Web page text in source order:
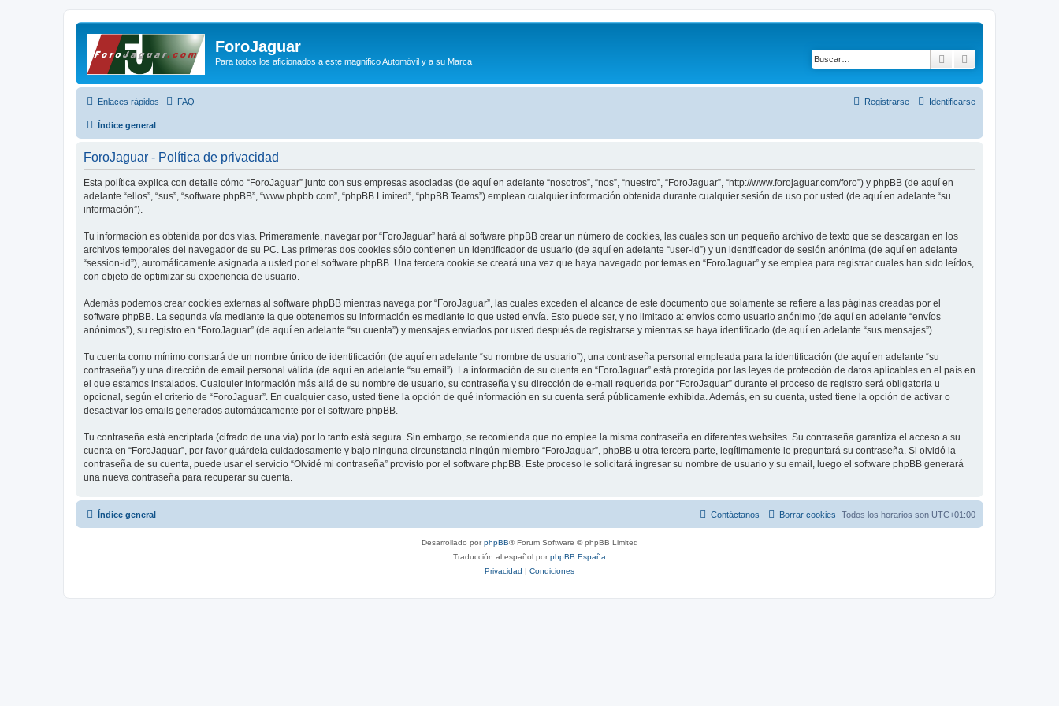
ForoJaguar
Para todos los aficionados a este magnifico Automóvil y a su Marca Buscar
Enlaces rápidos FAQ Identificarse
Registrarse
Índice general
ForoJaguar - Política de privacidad
Esta política explica con detalle cómo “ForoJaguar” junto con sus empresas asociadas (de aquí en adelante “nosotros”, “nos”, “nuestro”, “ForoJaguar”, “http://www.forojaguar.com/foro”) y phpBB (de aquí en
adelante “ellos”, “sus”, “software phpBB”, “www.phpbb.com”, “phpBB Limited”, “phpBB Teams”) emplean cualquier información obtenida durante cualquier sesión de uso por usted (de aquí en adelante “su
información”).
Tu información es obtenida por dos vías. Primeramente, navegar por “ForoJaguar” hará al software phpBB crear un número de cookies, las cuales son un pequeño archivo de texto que se descargan en los
archivos temporales del navegador de su PC. Las primeras dos cookies sólo contienen un identificador de usuario (de aquí en adelante “user-id”) y un identificador de sesión anónima (de aquí en adelante
“session-id”), automáticamente asignada a usted por el software phpBB. Una tercera cookie se creará una vez que haya navegado por temas en “ForoJaguar” y se emplea para registrar cuales han sido leídos,
con objeto de optimizar su experiencia de usuario.
Además podemos crear cookies externas al software phpBB mientras navega por “ForoJaguar”, las cuales exceden el alcance de este documento que solamente se refiere a las páginas creadas por el
software phpBB. La segunda vía mediante la que obtenemos su información es mediante lo que usted envía. Esto puede ser, y no limitado a: envíos como usuario anónimo (de aquí en adelante “envíos
anónimos”), su registro en “ForoJaguar” (de aquí en adelante “su cuenta”) y mensajes enviados por usted después de registrarse y mientras se haya identificado (de aquí en adelante “sus mensajes”).
Tu cuenta como mínimo constará de un nombre único de identificación (de aquí en adelante “su nombre de usuario”), una contraseña personal empleada para la identificación (de aquí en adelante “su
contraseña”) y una dirección de email personal válida (de aquí en adelante “su email”). La información de su cuenta en “ForoJaguar” está protegida por las leyes de protección de datos aplicables en el país en
el que estamos instalados. Cualquier información más allá de su nombre de usuario, su contraseña y su dirección de e-mail requerida por “ForoJaguar” durante el proceso de registro será obligatoria u
opcional, según el criterio de “ForoJaguar”. En cualquier caso, usted tiene la opción de qué información en su cuenta será públicamente exhibida. Además, en su cuenta, usted tiene la opción de activar o
desactivar los emails generados automáticamente por el software phpBB.
Tu contraseña está encriptada (cifrado de una vía) por lo tanto está segura. Sin embargo, se recomienda que no emplee la misma contraseña en diferentes websites. Su contraseña garantiza el acceso a su
cuenta en “ForoJaguar”, por favor guárdela cuidadosamente y bajo ninguna circunstancia ningún miembro “ForoJaguar”, phpBB u otra tercera parte, legítimamente le preguntará su contraseña. Si olvidó la
contraseña de su cuenta, puede usar el servicio “Olvidé mi contraseña” provisto por el software phpBB. Este proceso le solicitará ingresar su nombre de usuario y su email, luego el software phpBB generará
una nueva contraseña para recuperar su cuenta.
Índice general Todos los horarios son UTC+01:00
Borrar cookies
Contáctanos
Desarrollado porphpBB® Forum Software © phpBB Limited
Traducción al español porphpBB España
Privacidad | Condiciones